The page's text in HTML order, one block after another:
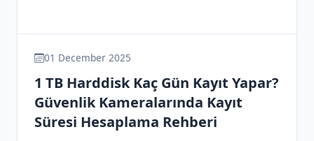
01 December 2025
1 TB Harddisk Kaç Gün Kayıt Yapar?
Güvenlik Kameralarında Kayıt
Süresi Hesaplama Rehberi